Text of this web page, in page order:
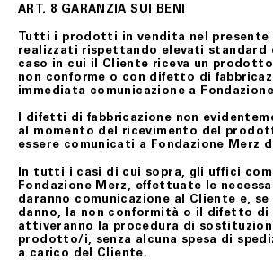
ART. 8 GARANZIA SUI BENI
Tutti i prodotti in vendita nel presente
realizzati rispettando elevati standard
caso in cui il Cliente riceva un prodotto
non conforme o con difetto di
immediata comunicazione a
I difetti di fabbricazione non
al momento del ricevimento del
essere comunicati a Fondazione Merz
In tutti i casi di cui sopra, gli uffici
Fondazione Merz, effettuate le
daranno comunicazione al Cliente e,
danno, la non conformità o il difetto di
attiveranno la procedura di
prodotto/i, senza alcuna spesa di
a carico del Cliente.